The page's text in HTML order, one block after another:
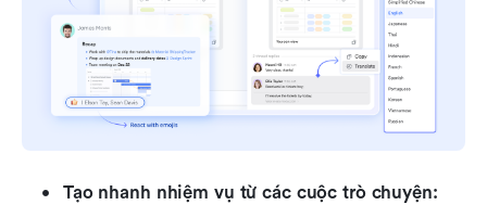
Tạo nhanh nhiệm vụ từ các cuộc trò chuyện: